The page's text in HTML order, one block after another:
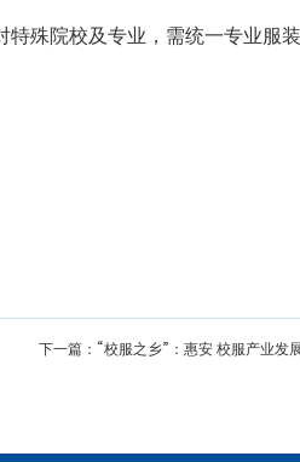
殊院校及专业，需统一专业服
下一篇：“校服之乡”：惠安 校服产业发